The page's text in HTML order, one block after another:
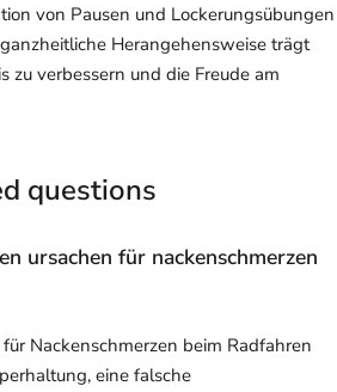
von Pausen und Lockerungsübungen
Herangehensweise trägt
zu verbessern und die Freude am
questions
ursachen für nackenschmerzen
Nackenschmerzen beim Radfahren
eine falsche